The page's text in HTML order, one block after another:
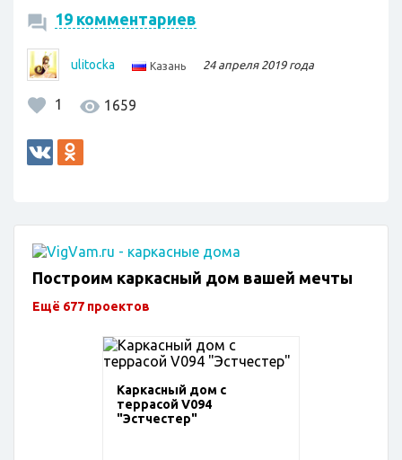
19 комментариев
ulitocka Казань 24 апреля 2019 года
1 1659
Построим каркасный дом вашей мечты
Ещё 677 проектов
Каркасный дом с
террасой V094
"Эстчестер"